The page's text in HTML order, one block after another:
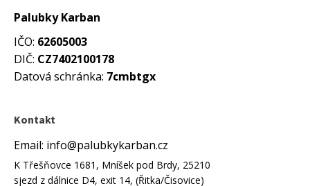
Palubky Karban
IČO: 62605003
DIČ: CZ7402100178
Datová schránka: 7cmbtgx
Kontakt
Email: info@palubkykarban.cz
K Třešňovce 1681, Mníšek pod Brdy, 25210
sjezd z dálnice D4, exit 14, (Řitka/Čisovice)